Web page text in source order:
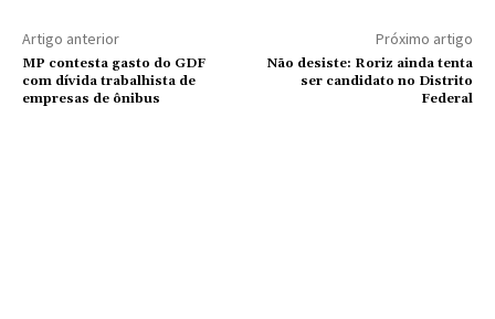
Artigo anterior
MP contesta gasto do GDF
com dívida trabalhista de
empresas de ônibus
Próximo artigo
Não desiste: Roriz ainda tenta
ser candidato no Distrito
Federal